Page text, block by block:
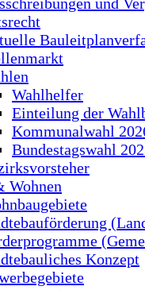
Wahlhelfer
Einteilung der
Kommunalwahl
Bundestagswahl
Wohnen
Konzept